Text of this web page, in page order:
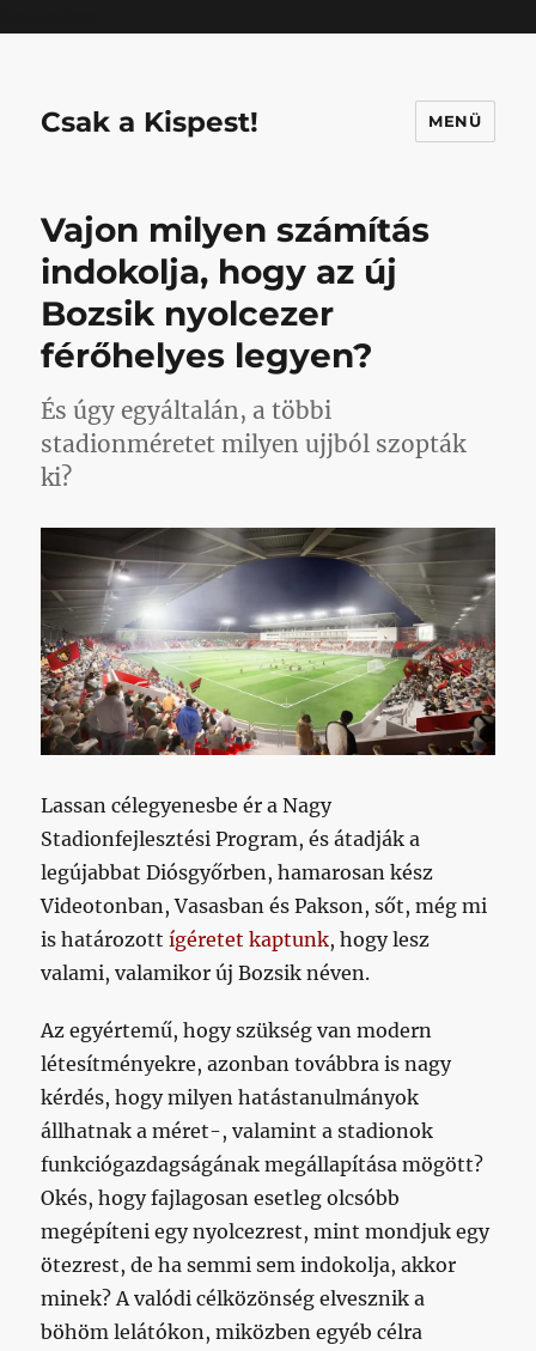
Csak a Kispest! MENÜ
Vajon milyen számítás
indokolja, hogy az új
Bozsik nyolcezer
férőhelyes legyen?
És úgy egyáltalán, a többi
stadionméretet milyen ujjból szopták
ki?
Lassan célegyenesbe ér a Nagy
Stadionfejlesztési Program, és átadják a
legújabbat Diósgyőrben, hamarosan kész
Videotonban, Vasasban és Pakson, sőt, még mi
is határozottígéretet kaptunk, hogy lesz
valami, valamikor új Bozsik néven.
Az egyértemű, hogy szükség van modern
létesítményekre, azonban továbbra is nagy
kérdés, hogy milyen hatástanulmányok
állhatnak a méret-, valamint a stadionok
funkciógazdagságának megállapítása mögött?
Okés, hogy fajlagosan esetleg olcsóbb
megépíteni egy nyolcezrest, mint mondjuk egy
ötezrest, de ha semmi sem indokolja, akkor
minek? A valódi célközönség elvesznik a
böhöm lelátókon, miközben egyéb célra